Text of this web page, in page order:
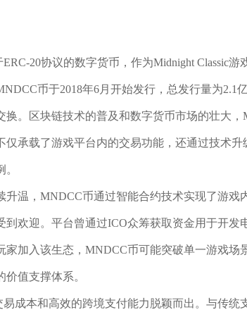
20协议的数字货币，作为Midnight Classic
币于2018年6月开始发行，总发行量为2.1
换。区块链技术的普及和数字货币市场的壮大
仅承载了游戏平台内的交易功能，还通过技术
升温，MNDCC币通过智能合约技术实现了游
到欢迎。平台曾通过ICO众筹获取资金用于开
家加入该生态，MNDCC币可能突破单一游戏场
值支撑体系。
成本和高效的跨境支付能力脱颖而出。与传统